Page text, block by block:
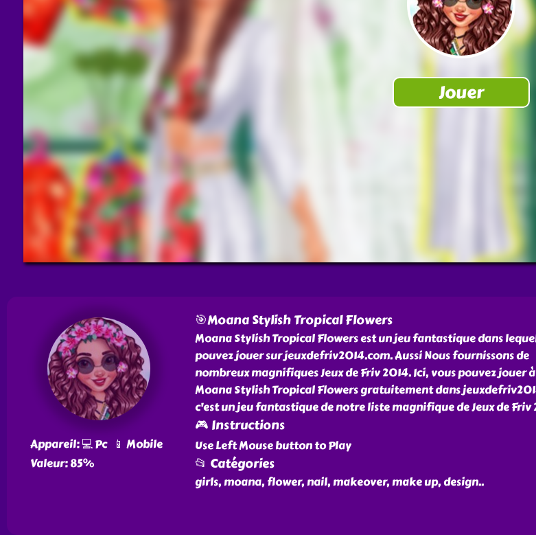
Appareil: 💻 Pc 📱 Mobile
Valeur: 85%
🎯Moana Stylish Tropical Flowers
Moana Stylish Tropical Flowers est un jeu fantastique dans
pouvez jouer sur jeuxdefriv2014.com. Aussi Nous fournissons de
nombreux magnifiques Jeux de Friv 2014. Ici, vous pouvez jouer à
Moana Stylish Tropical Flowers gratuitement dans
c'est un jeu fantastique de notre liste magnifique de Jeux de Friv
🎮 Instructions
Use Left Mouse button to Play
📂 Catégories
girls, moana, flower, nail, makeover, make up, design..